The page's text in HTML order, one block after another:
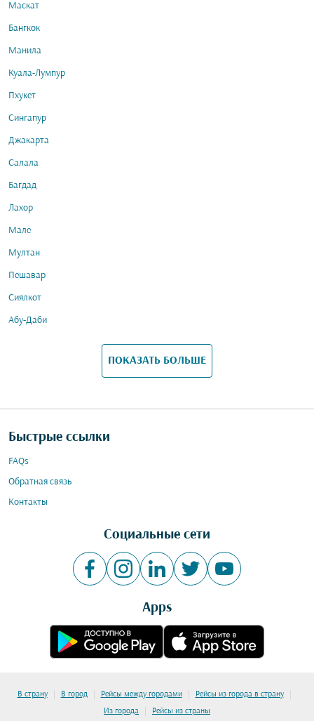
Маскат
Бангкок
Манила
Куала-Лумпур
Пхукет
Сингапур
Джакарта
Салала
Багдад
Лахор
Мале
Мултан
Пешавар
Сиялкот
Абу-Даби
ПОКАЗАТЬ БОЛЬШЕ
Быстрые ссылки
FAQs
Обратная связь
Контакты
Социальные сети
Apps
В страну | В город | Рейсы между городами | Рейсы из города в страну |
Из города | Рейсы из страны